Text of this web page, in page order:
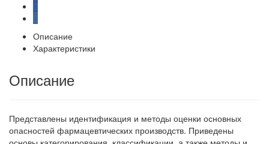
Описание
Характеристики
Описание
Представлены идентификация и методы оценки основных
опасностей фармацевтических производств. Приведены